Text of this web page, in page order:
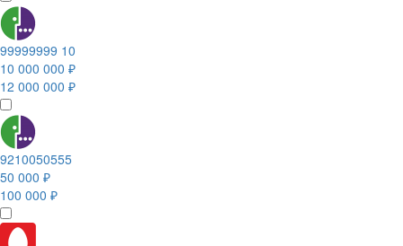
99999999 10
10 000 000 ₽
12 000 000 ₽
9210050555
50 000 ₽
100 000 ₽